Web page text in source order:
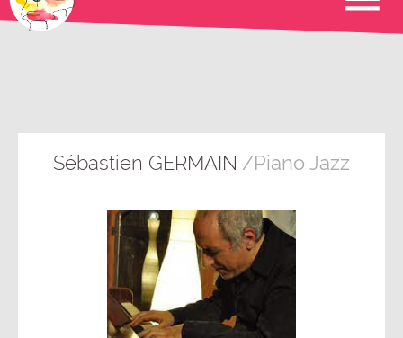
Sébastien GERMAIN /Piano Jazz